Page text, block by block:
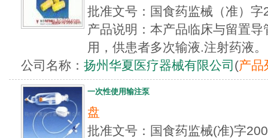
批准文号：国食药监械（准
产品说明：本产品临床与留置
用，供患者多次输液.注射药液。
公司名称： 扬州华夏医疗器械有限公司 (产品
一次性使用输注泵
盘
批准文号：国食药监械(准)